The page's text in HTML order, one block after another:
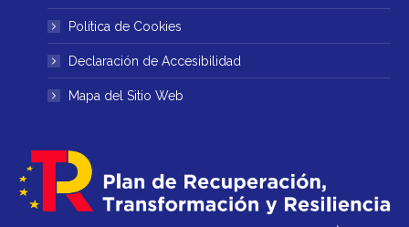
Política de Cookies
Declaración de Accesibilidad
Mapa del Sitio Web